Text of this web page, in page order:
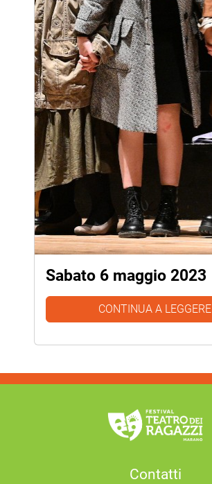
Sabato 6 maggio 2023
CONTINUA A LEGGERE
Contatti